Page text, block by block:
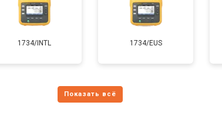
1734/INTL 1734/EUS